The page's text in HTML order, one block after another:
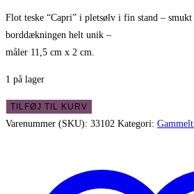
Flot teske “Capri” i pletsølv i fin stand –
borddækningen helt unik –
måler 11,5 cm x 2 cm.
1 på lager
Flot
teske
TILFØJ TIL KURV
Varenummer (SKU): 33102 Kategori: